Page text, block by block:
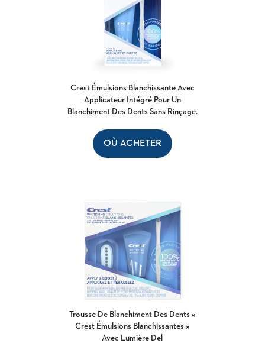
Crest Émulsions Blanchissante Avec
Applicateur Intégré Pour Un
Blanchiment Des Dents Sans Rinçage.
OÙ ACHETER
Trousse De Blanchiment Des Dents «
Crest Émulsions Blanchissantes »
Avec Lumière Del